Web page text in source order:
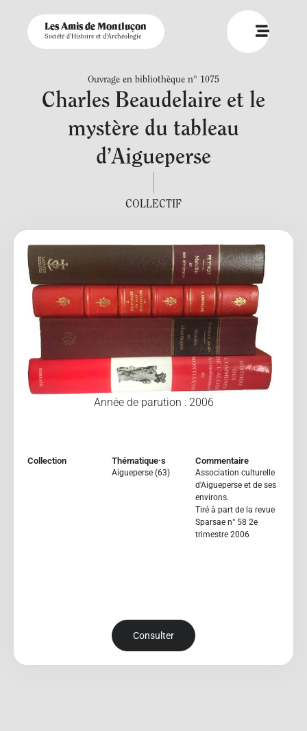
Les Amis de Montluçon
Société d'Histoire et d'Archéologie
Ouvrage en bibliothèque n° 1075
Charles Beaudelaire et le
mystère du tableau
d’Aigueperse
COLLECTIF
Année de parution : 2006
Collection Thématique·s
Aigueperse (63)
Commentaire
Association culturelle
d'Aigueperse et de ses
environs.
Tiré à part de la revue
Sparsae n° 58 2e
trimestre 2006
Consulter